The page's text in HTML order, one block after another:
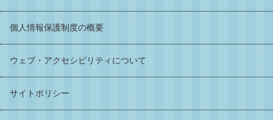
個人情報保護制度の概要
ウェブ・アクセシビリティについて
サイトポリシー